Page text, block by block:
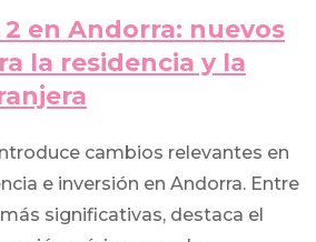
en Andorra: nuevos
la residencia y la
cambios relevantes en
e inversión en Andorra. Entre
significativas, destaca el